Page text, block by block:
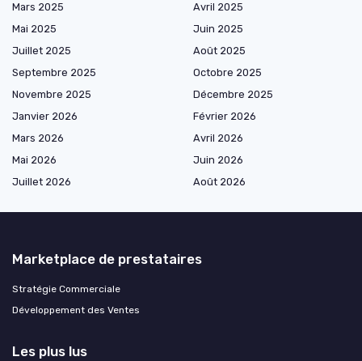
Mars 2025
Avril 2025
Mai 2025
Juin 2025
Juillet 2025
Août 2025
Septembre 2025
Octobre 2025
Novembre 2025
Décembre 2025
Janvier 2026
Février 2026
Mars 2026
Avril 2026
Mai 2026
Juin 2026
Juillet 2026
Août 2026
Marketplace de prestataires
Stratégie Commerciale
Développement des Ventes
Les plus lus